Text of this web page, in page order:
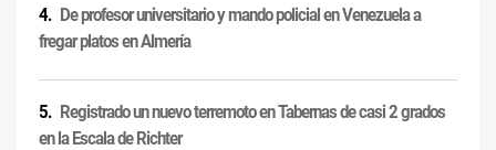
De profesor universitario y mando policial en Venezuela a
fregar platos en Almería
Registrado un nuevo terremoto en Tabernas de casi 2 grados
en la Escala de Richter